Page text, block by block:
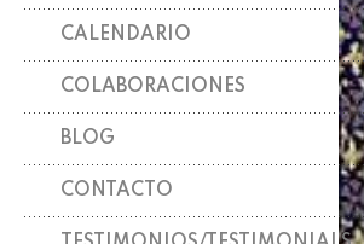
CALENDARIO
COLABORACIONES
BLOG
CONTACTO